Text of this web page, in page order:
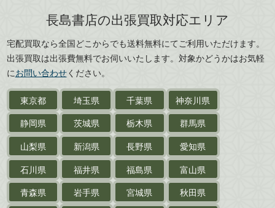
刀剣・鎧・甲冑
武道書・武術書
近代文学・
サイン色紙
作家草稿・原稿・肉筆物
探偵小説・推理小説
乗物
鉄道・
電車・バス
島根県
岡山県
徳島県
香川県
愛媛県
長島書店の出張買取対応エリア
宅配買取なら全国どこからでも送料無料にてご利用いただけます。
出張買取は出張費無料でお伺いいたします。対象かどうかはお気軽
にお問い合わせください。
東京都 埼玉県 千葉県
神奈川県
静岡県
茨城県 栃木県
群馬県
山梨県
新潟県 長野県
愛知県
石川県
福井県 福島県
富山県
青森県
岩手県 宮城県
秋田県